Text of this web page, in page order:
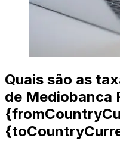
Quais são as
de Mediobanca